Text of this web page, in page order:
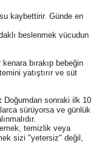
kaybettirir. Günde en
beslenmek vücudun
bırakıp bebeğin
yatıştırır ve süt
Doğumdan sonraki ilk 10
sürüyorsa ve günlük
temizlik veya
sizi "yetersiz" değil,